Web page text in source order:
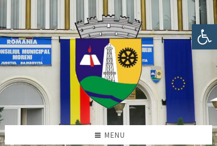
Deschide bara de unelte
sidebar
sidebar
MENU